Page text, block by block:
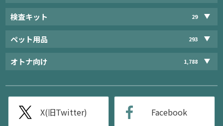
検査キット 29
ペット用品 293
オトナ向け 1,788
X(旧Twitter) Facebook